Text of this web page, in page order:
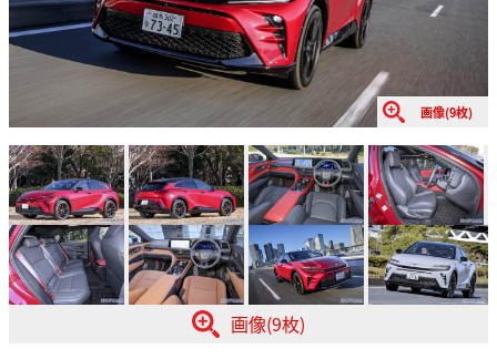
画像(9枚)
画像(9枚)